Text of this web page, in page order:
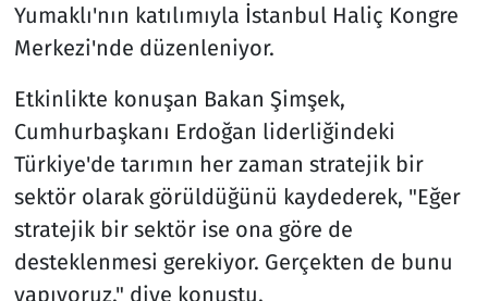
Yumaklı'nın katılımıyla İstanbul Haliç Kongre
Merkezi'nde düzenleniyor.
Etkinlikte konuşan Bakan Şimşek,
Cumhurbaşkanı Erdoğan liderliğindeki
Türkiye'de tarımın her zaman stratejik bir
sektör olarak görüldüğünü kaydederek, "Eğer
stratejik bir sektör ise ona göre de
desteklenmesi gerekiyor. Gerçekten de bunu
yapıyoruz." diye konuştu.